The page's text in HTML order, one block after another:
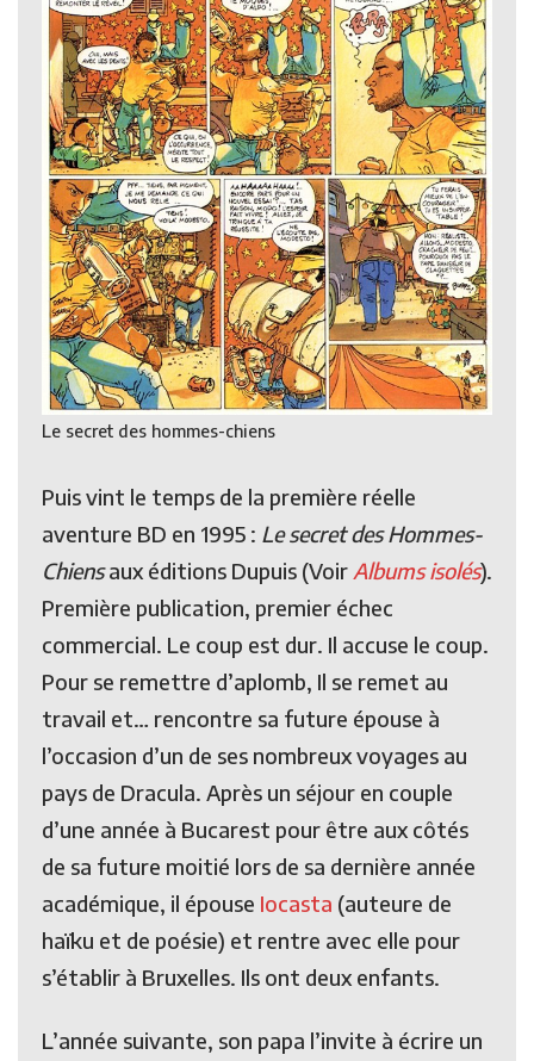
Le secret des hommes-chiens
Puis vint le temps de la première réelle
aventure BD en 1995 : Le secret des Hommes-
Chiensaux éditions Dupuis (Voir Albums isolés).
Première publication, premier échec
commercial. Le coup est dur. Il accuse le coup.
Pour se remettre d’aplomb, Il se remet au
travail et… rencontre sa future épouse à
l’occasion d’un de ses nombreux voyages au
pays de Dracula. Après un séjour en couple
d’une année à Bucarest pour être aux côtés
de sa future moitié lors de sa dernière année
académique, il épouse Iocasta (auteure de
haïku et de poésie) et rentre avec elle pour
s’établir à Bruxelles. Ils ont deux enfants.
L’année suivante, son papa l’invite à écrire un